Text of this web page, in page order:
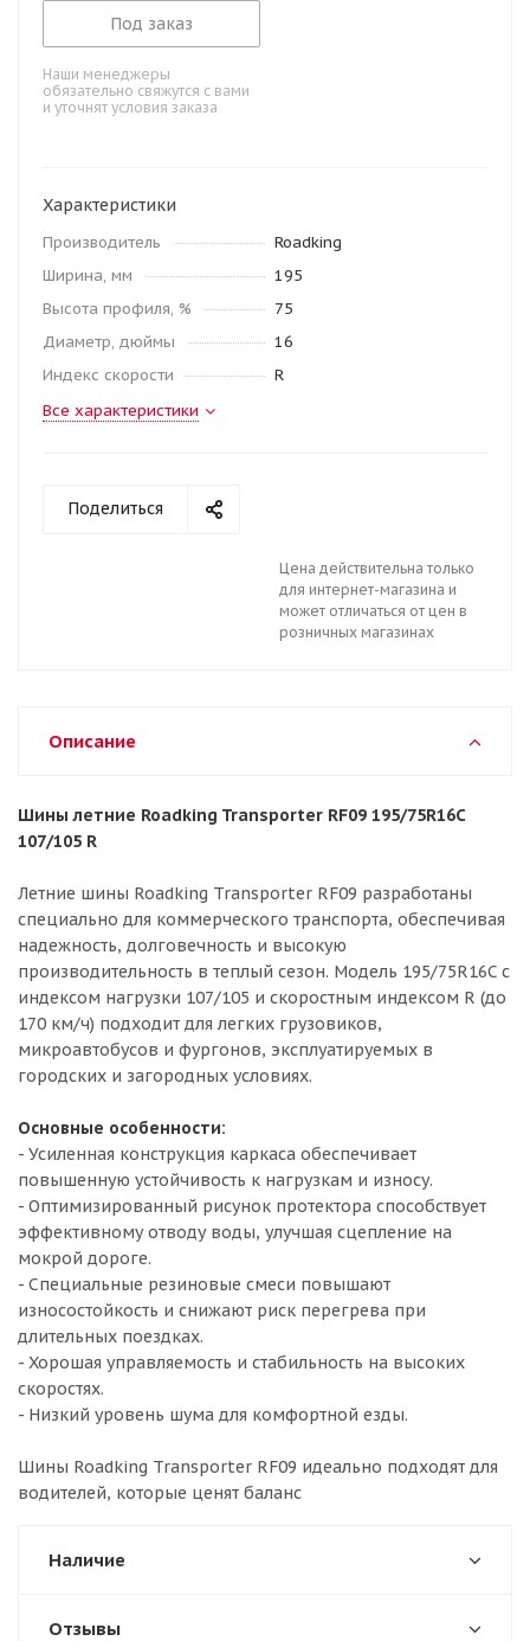
Под заказ
Наши менеджеры
обязательно свяжутся с вами
и уточнят условия заказа
Характеристики
Производитель
Roadking
Ширина, мм
195
Высота профиля, %
75
Диаметр, дюймы
16
Индекс скорости
R
Все характеристики
Поделиться
Цена действительна только
для интернет-магазина и
может отличаться от цен в
розничных магазинах
Описание
Шины летние Roadking Transporter RF09 195/75R16C
107/105 R
Летние шины Roadking Transporter RF09 разработаны
специально для коммерческого транспорта, обеспечивая
надежность, долговечность и высокую
производительность в теплый сезон. Модель 195/75R16C с
индексом нагрузки 107/105 и скоростным индексом R (до
170 км/ч) подходит для легких грузовиков,
микроавтобусов и фургонов, эксплуатируемых в
городских и загородных условиях.
Основные особенности:
- Усиленная конструкция каркаса обеспечивает
повышенную устойчивость к нагрузкам и износу.
- Оптимизированный рисунок протектора способствует
эффективному отводу воды, улучшая сцепление на
мокрой дороге.
- Специальные резиновые смеси повышают
износостойкость и снижают риск перегрева при
длительных поездках.
- Хорошая управляемость и стабильность на высоких
скоростях.
- Низкий уровень шума для комфортной езды.
Шины Roadking Transporter RF09 идеально подходят для
водителей, которые ценят баланс
Наличие
Отзывы